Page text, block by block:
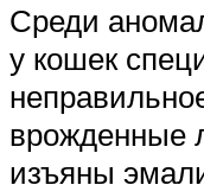
Среди
у кошек
врожденные
изъяны